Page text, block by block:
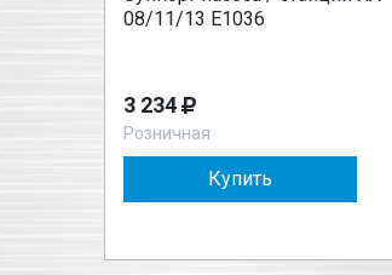
08/11/13 E1036
3 234
Розничная
Купить